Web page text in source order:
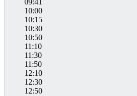
10:00
10:15
10:30
10:50
11:10
11:30
11:50
12:10
12:30
12:50